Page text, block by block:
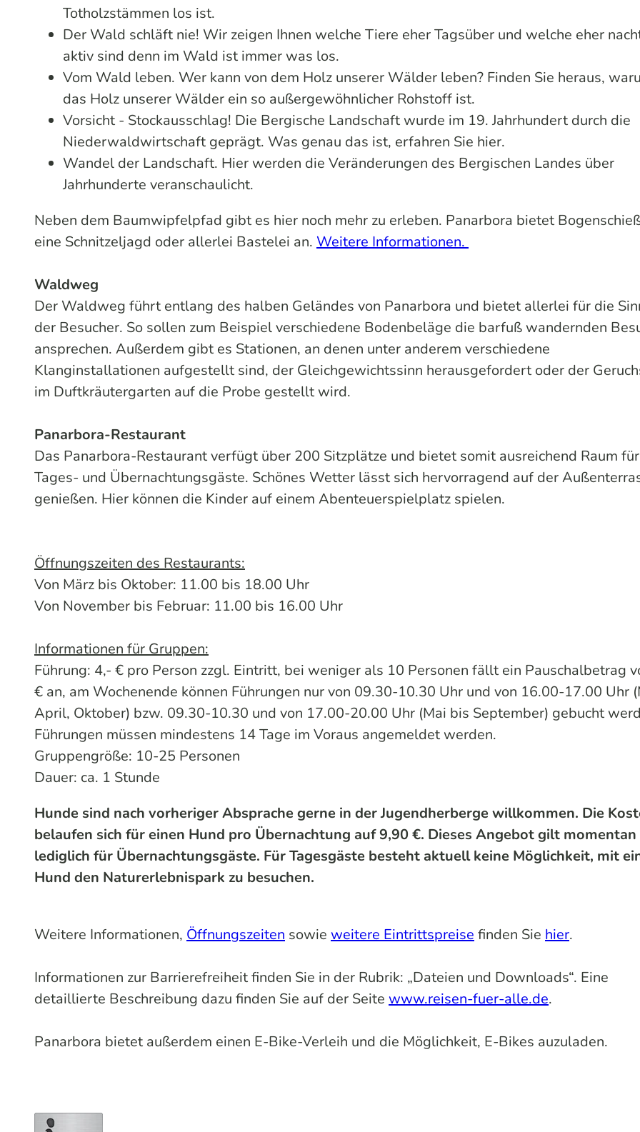
Totholzstämmen los ist.
Der Wald schläft nie! Wir zeigen Ihnen welche Tiere eher Tagsüber und welche eher
aktiv sind denn im Wald ist immer was los.
Vom Wald leben. Wer kann von dem Holz unserer Wälder leben? Finden Sie heraus,
das Holz unserer Wälder ein so außergewöhnlicher Rohstoff ist.
Vorsicht - Stockausschlag! Die Bergische Landschaft wurde im 19. Jahrhundert durch die
Niederwaldwirtschaft geprägt. Was genau das ist, erfahren Sie hier.
Wandel der Landschaft. Hier werden die Veränderungen des Bergischen Landes über
Jahrhunderte veranschaulicht.
Neben dem Baumwipfelpfad gibt es hier noch mehr zu erleben. Panarbora bietet
eine Schnitzeljagd oder allerlei Bastelei an. Weitere Informationen.
Waldweg
Der Waldweg führt entlang des halben Geländes von Panarbora und bietet allerlei für die
der Besucher. So sollen zum Beispiel verschiedene Bodenbeläge die barfuß wandernden
ansprechen. Außerdem gibt es Stationen, an denen unter anderem verschiedene
Klanginstallationen aufgestellt sind, der Gleichgewichtssinn herausgefordert oder der
im Duftkräutergarten auf die Probe gestellt wird.
Panarbora-Restaurant
Das Panarbora-Restaurant verfügt über 200 Sitzplätze und bietet somit ausreichend Raum für
Tages- und Übernachtungsgäste. Schönes Wetter lässt sich hervorragend auf der
genießen. Hier können die Kinder auf einem Abenteuerspielplatz spielen.
Öffnungszeiten des Restaurants:
Von März bis Oktober: 11.00 bis 18.00 Uhr
Von November bis Februar: 11.00 bis 16.00 Uhr
Informationen für Gruppen:
Führung: 4,- € pro Person zzgl. Eintritt, bei weniger als 10 Personen fällt ein Pauschalbetrag
€ an, am Wochenende können Führungen nur von 09.30-10.30 Uhr und von 16.00-17.00 Uhr
April, Oktober) bzw. 09.30-10.30 und von 17.00-20.00 Uhr (Mai bis September) gebucht
Führungen müssen mindestens 14 Tage im Voraus angemeldet werden.
Gruppengröße: 10-25 Personen
Dauer: ca. 1 Stunde
Hunde sind nach vorheriger Absprache gerne in der Jugendherberge willkommen. Die
belaufen sich für einen Hund pro Übernachtung auf 9,90 €. Dieses Angebot gilt momentan
lediglich für Übernachtungsgäste. Für Tagesgäste besteht aktuell keine Möglichkeit, mit
Hund den Naturerlebnispark zu besuchen.
Weitere Informationen, Öffnungszeiten sowie weitere Eintrittspreise finden Sie hier.
Informationen zur Barrierefreiheit finden Sie in der Rubrik: „Dateien und Downloads“. Eine
detaillierte Beschreibung dazu finden Sie auf der Seite www.reisen-fuer-alle.de.
Panarbora bietet außerdem einen E-Bike-Verleih und die Möglichkeit, E-Bikes auzuladen.